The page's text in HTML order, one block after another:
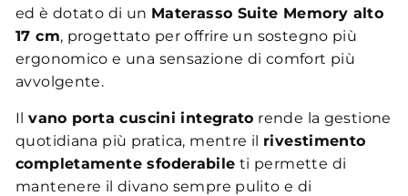
ed è dotato di un Materasso Suite Memory alto
17 cm, progettato per offrire un sostegno più
ergonomico e una sensazione di comfort più
avvolgente.
Ilvano porta cuscini integrato rende la gestione
quotidiana più pratica, mentre il rivestimento
completamente sfoderabile ti permette di
mantenere il divano sempre pulito e di